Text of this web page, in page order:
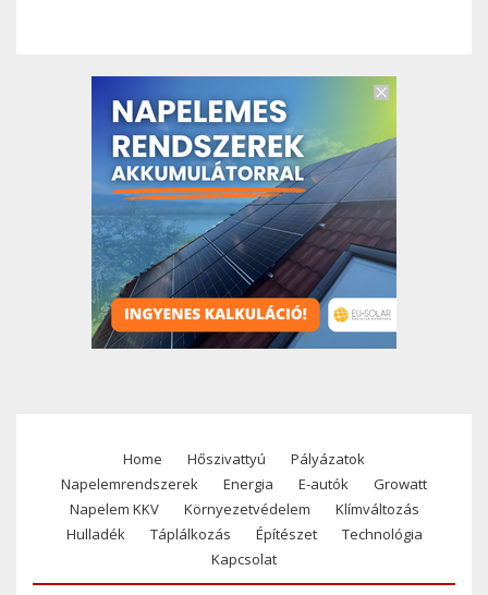
Footer
menu
Home Hőszivattyú
Pályázatok
Napelemrendszerek
Energia E-autók
Growatt
Napelem KKV
Környezetvédelem
Klímváltozás
Hulladék
Táplálkozás Építészet
Technológia
Kapcsolat